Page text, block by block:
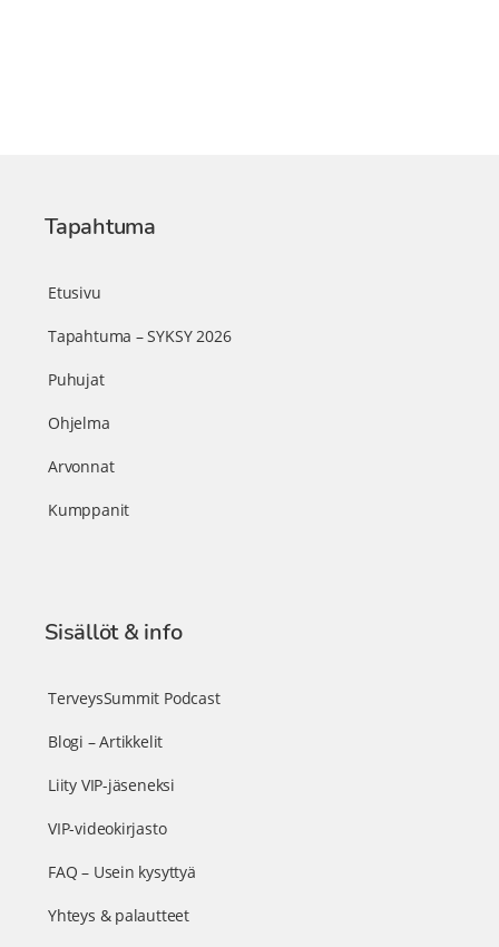
Tapahtuma
Etusivu
Tapahtuma – SYKSY 2026
Puhujat
Ohjelma
Arvonnat
Kumppanit
Sisällöt & info
TerveysSummit Podcast
Blogi – Artikkelit
Liity VIP-jäseneksi
VIP-videokirjasto
FAQ – Usein kysyttyä
Yhteys & palautteet